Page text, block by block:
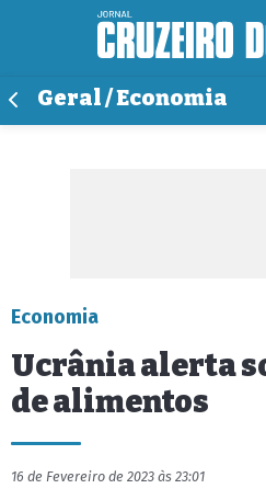
Geral / Economia
Economia
Ucrânia alerta
de alimentos
16 de Fevereiro de 2023 às 23:01